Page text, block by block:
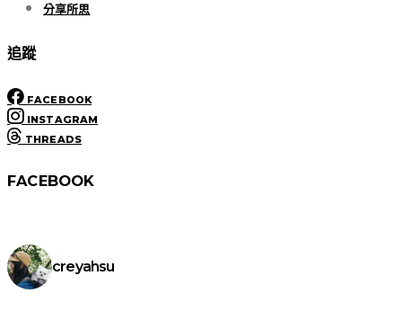
分享所思
追蹤
FACEBOOK
INSTAGRAM
THREADS
FACEBOOK
creyahsu